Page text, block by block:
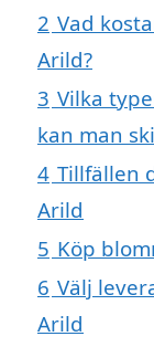
2 Vad
Arild?
3 Vilka
kan man
4 Tillfällen
Arild
5 Köp
6 Välj
Arild